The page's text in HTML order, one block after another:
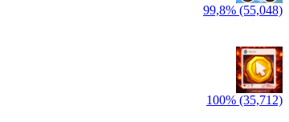
99,8% (55,048)
100% (35,712)